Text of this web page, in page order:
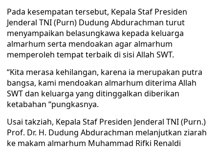
Pada kesempatan tersebut, Kepala Staf Presiden
Jenderal TNI (Purn) Dudung Abdurachman turut
menyampaikan belasungkawa kepada keluarga
almarhum serta mendoakan agar almarhum
memperoleh tempat terbaik di sisi Allah SWT.
“Kita merasa kehilangan, karena ia merupakan putra
bangsa, kami mendoakan almarhum diterima Allah
SWT dan keluarga yang ditinggalkan diberikan
ketabahan “pungkasnya.
Usai takziah, Kepala Staf Presiden Jenderal TNI (Purn.)
Prof. Dr. H. Dudung Abdurachman melanjutkan ziarah
ke makam almarhum Muhammad Rifki Renaldi